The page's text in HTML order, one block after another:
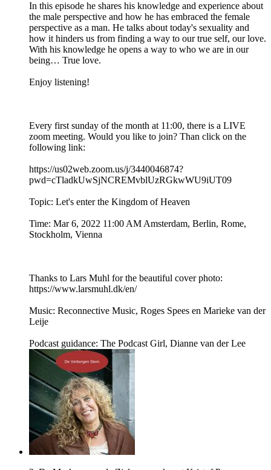
In this episode he shares his knowledge and experience about
the male perspective and how he has embraced the female
perspective as a man. He talks about today's sexuality and
how it hinders us from finding a way to our true self, our love.
With his knowledge he opens a way to who we are in our
being… True love.
Enjoy listening!
Every first sunday of the month at 11:00, there is a LIVE
zoom meeting. Would you like to join? Than click on the
following link:
https://us02web.zoom.us/j/3440046874?
pwd=cTladkUwSjNCREMvblUzRGkwWU9iUT09
Topic: Let's enter the Kingdom of Heaven
Time: Mar 6, 2022 11:00 AM Amsterdam, Berlin, Rome,
Stockholm, Vienna
Thanks to Lars Muhl for the beautiful cover photo:
https://www.larsmuhl.dk/en/
Music: Reconnective Music, Roges Spees en Marieke van der
Leije
Podcast guidance: The Podcast Girl, Dianne van der Lee